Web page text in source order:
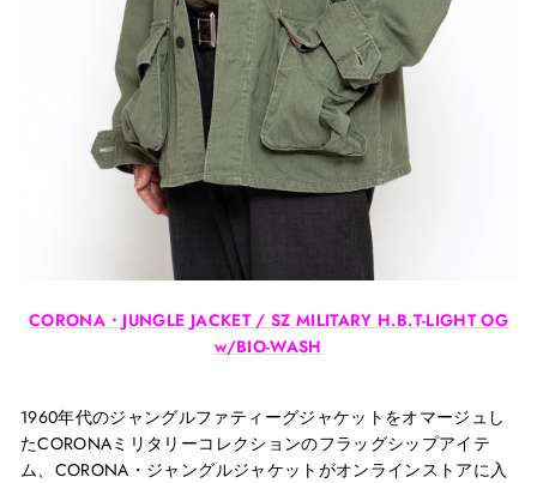
CORONA・JUNGLE JACKET / SZ MILITARY H.B.T-LIGHT OG
w/BIO-WASH
1960年代のジャングルファティーグジャケットをオマージュし
たCORONAミリタリーコレクションのフラッグシップアイテ
ム、 CORONA ・ジャングルジャケットがオンラインストアに入